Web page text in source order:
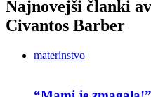
Najnovejši članki
Civantos Barber
materinstvo